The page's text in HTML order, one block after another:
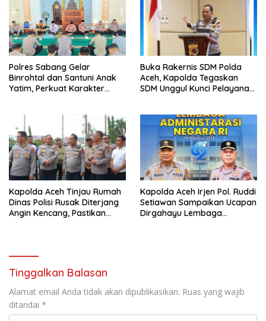
Polres Sabang Gelar
Binrohtal dan Santuni Anak
Yatim, Perkuat Karakter
Buka Rakernis SDM Polda
Aceh, Kapolda Tegaskan
SDM Unggul Kunci Pelayanan
Kapolda Aceh Tinjau Rumah
Dinas Polisi Rusak Diterjang
Angin Kencang, Pastikan
Kapolda Aceh Irjen Pol. Ruddi
Setiawan Sampaikan Ucapan
Dirgahayu Lembaga
Tinggalkan Balasan
Alamat email Anda tidak akan dipublikasikan. Ruas yang wajib
ditandai *